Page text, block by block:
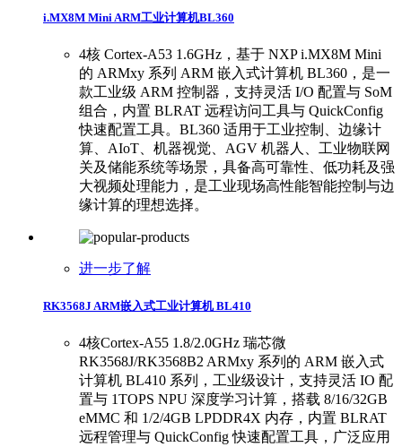
i.MX8M Mini ARM工业计算机BL360
4核 Cortex-A53 1.6GHz，基于 NXP i.MX8M Mini
的 ARMxy 系列 ARM 嵌入式计算机 BL360，是一
款工业级 ARM 控制器，支持灵活 I/O 配置与 SoM
组合，内置 BLRAT 远程访问工具与 QuickConfig
快速配置工具。BL360 适用于工业控制、边缘计
算、AIoT、机器视觉、AGV 机器人、工业物联网
关及储能系统等场景，具备高可靠性、低功耗及强
大视频处理能力，是工业现场高性能智能控制与边
缘计算的理想选择。
进一步了解
RK3568J ARM嵌入式工业计算机 BL410
4核Cortex-A55 1.8/2.0GHz 瑞芯微
RK3568J/RK3568B2 ARMxy 系列的 ARM 嵌入式
计算机 BL410 系列，工业级设计，支持灵活 IO 配
置与 1TOPS NPU 深度学习计算，搭载 8/16/32GB
eMMC 和 1/2/4GB LPDDR4X 内存，内置 BLRAT
远程管理与 QuickConfig 快速配置工具，广泛应用